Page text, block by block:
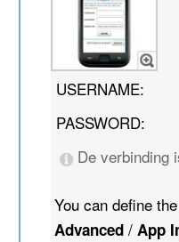
USERNAME:
PASSWORD:
De verbinding
You can define
Advanced /App